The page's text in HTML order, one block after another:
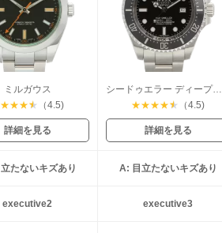
ミルガウス
★★★★ （4.5)
詳細を見る
シードゥエラー ディープシー
★★★★★ （4.5)
詳細を見る
たないキズあり A: 目立たないキズあり
executive2 executive3